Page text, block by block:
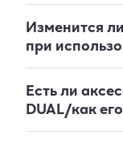
Изменится
при
Есть ли
DUAL/как